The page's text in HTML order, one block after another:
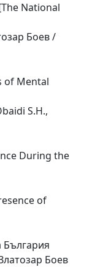
National
Боев /
of Mental
S.H.,
During the
of
Боев